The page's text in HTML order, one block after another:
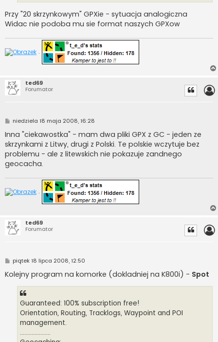
Przy "20 skrzynkowym" GPXie - sytuacja analogiczna
Widac nie podoba mu sie format naszych GPXow
.
ted69
Forumator
P
s
t
niedziela 18 maja 2008, 16:28
Inna "ciekawostka" - mam dwa pliki GPX z GC - jeden ze
skrzynkami z Litwy, drugi z Polski. Te polskie wczytuje bez
problemu - ale z litewskich nie pokazuje zandnego
geocacha.
.
ted69
Forumator
P
o
s
t
piątek 18 lipca 2008, 12:50
Kolejny program na komorke (dokladniej na K800i) - Spot
Guaranteed: 100% subscription free!
Orientation, Routing, Tracklogs, Waypoint and POI
management.
.....................